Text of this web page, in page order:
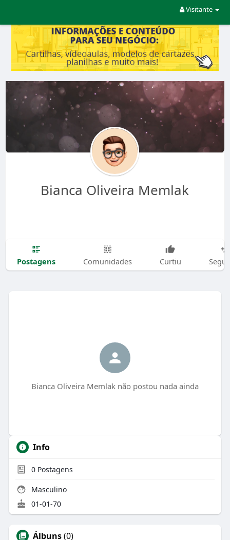
Visitante
Bianca Oliveira Memlak
Postagens Comunidades Curtiu
Bianca Oliveira Memlak não postou nada ainda
Info
0Postagens
Masculino
01-01-70
Álbuns(0)